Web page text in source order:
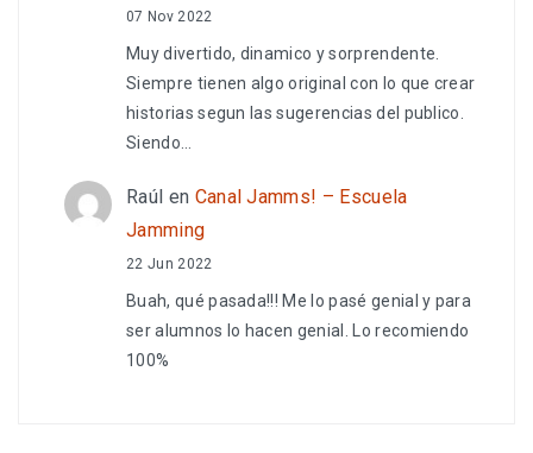
07 Nov 2022
Muy divertido, dinamico y sorprendente.
Siempre tienen algo original con lo que crear
historias segun las sugerencias del publico.
Siendo…
Raúl en Canal Jamms! – Escuela
Jamming
22 Jun 2022
Buah, qué pasada!!! Me lo pasé genial y para
ser alumnos lo hacen genial. Lo recomiendo
100%